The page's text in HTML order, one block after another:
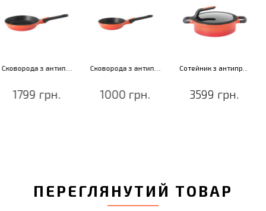
Сковорода з антипригарним покриттям GEM STAY COOL, червоний, діам. 24 см, 1,7 л
1799 грн.
Сковорода з антипригарним покриттям GEM STAY COOL, червоний, діам. 20 см, 1,1 л
1000 грн.
Сотейник з антипригарним покриттям GEM STAY COOL, з 2-ма ручками, черв., діам. 26 см, 3,9 л
3599 грн.
ПЕРЕГЛЯНУТИЙ ТОВАР